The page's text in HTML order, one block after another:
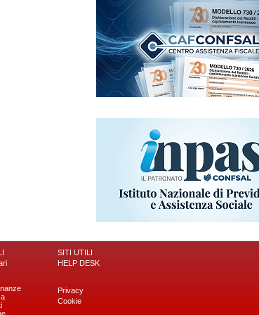
SITI UTILI
HELP DESK
Privacy
Cookie